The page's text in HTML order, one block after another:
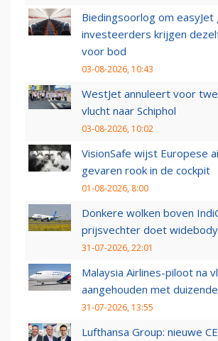
Biedingsoorlog om
investeerders krijgen
voor bod
03-08-2026, 10:43
WestJet annuleert voor
vlucht naar Schiphol
03-08-2026, 10:02
VisionSafe wijst Europese
gevaren rook in de cockpit
01-08-2026, 8:00
Donkere wolken boven
prijsvechter doet
31-07-2026, 22:01
Malaysia Airlines-piloot na
aangehouden met
31-07-2026, 13:55
Lufthansa Group: nieuwe